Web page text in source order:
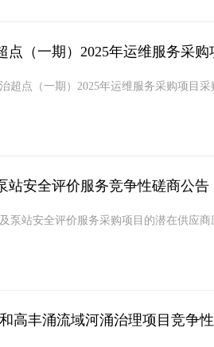
点（一期）2025年运维服务采
超点（一期）2025年运维服务采购项目
站安全评价服务竞争性磋商公告
泵站安全评价服务采购项目的潜在供应商
高丰涌流域河涌治理项目竞争